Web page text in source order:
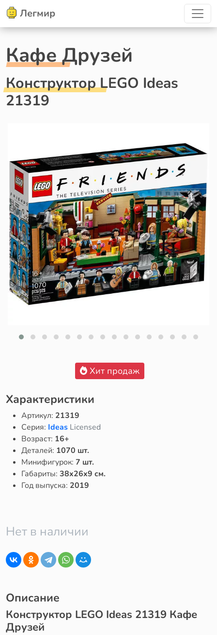
Легмир
Кафе Друзей
Конструктор LEGO Ideas
21319
Хит продаж
Характеристики
Артикул: 21319
Серия: Ideas Licensed
Возраст: 16+
Деталей: 1070 шт.
Минифигурок: 7 шт.
Габариты: 38x26x9 см.
Год выпуска: 2019
Нет в наличии
Описание
Конструктор LEGO Ideas 21319 Кафе
Друзей